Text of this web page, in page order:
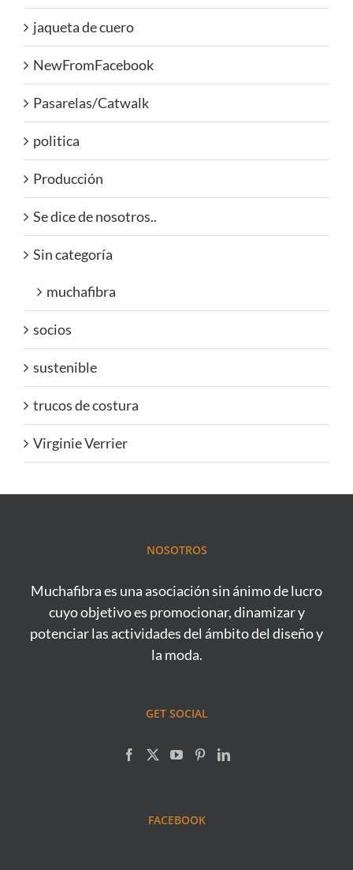
jaqueta de cuero
NewFromFacebook
Pasarelas/Catwalk
politica
Producción
Se dice de nosotros..
Sin categoría
muchafibra
socios
sustenible
trucos de costura
Virginie Verrier
NOSOTROS
Muchafibra es una asociación sin ánimo de lucro
cuyo objetivo es promocionar, dinamizar y
potenciar las actividades del ámbito del diseño y
la moda.
GET SOCIAL
FACEBOOK